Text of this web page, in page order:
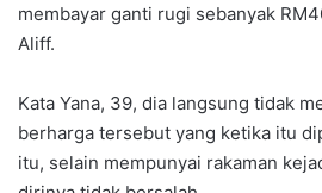
membayar ganti rugi sebanyak
Aliff.
Kata Yana, 39, dia langsung tidak
berharga tersebut yang ketika itu
itu, selain mempunyai rakaman